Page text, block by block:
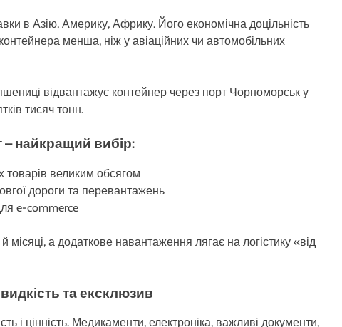
в Азію, Америку, Африку. Його економічна доцільність
менша, ніж у авіаційних чи автомобільних
відвантажує контейнер через порт Чорноморськ у
тисяч тонн.
найкращий вибір:
товарів великим обсягом
дороги та перевантажень
e-commerce
а додаткове навантаження лягає на логістику «від
та ексклюзив
і цінність. Медикаменти, електроніка, важливі документи,